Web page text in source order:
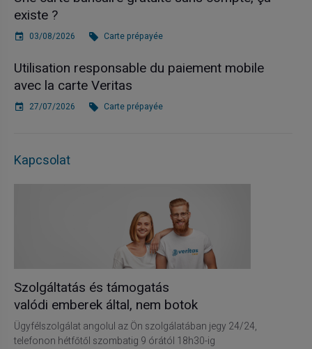
existe ?
03/08/2026 Carte prépayée
Utilisation responsable du paiement mobile
avec la carte Veritas
27/07/2026 Carte prépayée
Kapcsolat
Szolgáltatás és támogatás
valódi emberek által, nem botok
Ügyfélszolgálat angolul az Ön szolgálatában jegy 24/24,
telefonon hétfőtől szombatig 9 órától 18h30-ig